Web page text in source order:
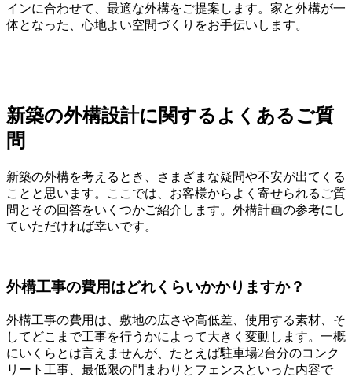
インに合わせて、最適な外構をご提案します。家と外構が一
体となった、心地よい空間づくりをお手伝いします。
新築の外構設計に関するよくあるご質
問
新築の外構を考えるとき、さまざまな疑問や不安が出てくる
ことと思います。ここでは、お客様からよく寄せられるご質
問とその回答をいくつかご紹介します。外構計画の参考にし
ていただければ幸いです。
外構工事の費用はどれくらいかかりますか？
外構工事の費用は、敷地の広さや高低差、使用する素材、そ
してどこまで工事を行うかによって大きく変動します。一概
にいくらとは言えませんが、たとえば駐車場2台分のコンク
リート工事、最低限の門まわりとフェンスといった内容で